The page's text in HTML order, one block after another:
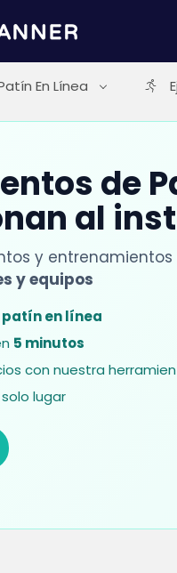
En Línea
de
al
y
y equipos
en línea
5 minutos
con nuestra
lugar